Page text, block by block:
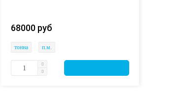
68000 руб
тонна п.м.